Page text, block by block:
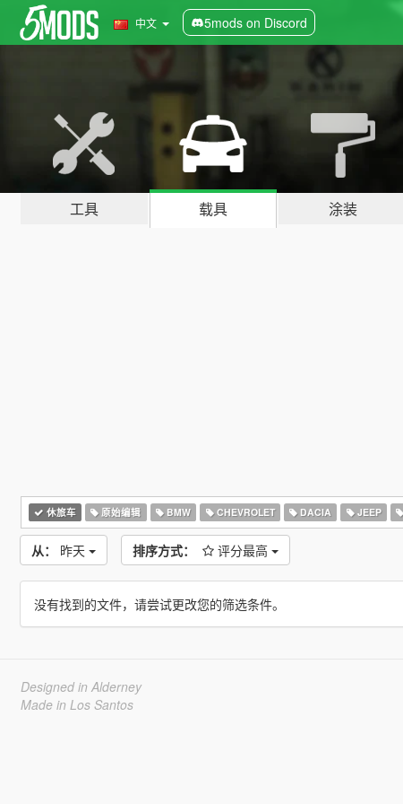
中文 5mods on Discord
工具 载具 涂装
休旅车 原始编辑 BMW CHEVROLET DACIA JEEP
从： 昨天 排序方式： 评分最高
没有找到的文件，请尝试更改您的筛选条件。
Designed in Alderney
Made in Los Santos